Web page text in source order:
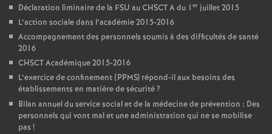
Déclaration liminaire de la FSU au CHSCT A du 1 er juillet 2015
L’action sociale dans l’académie 2015-2016
Accompagnement des personnels soumis à des difficultés de santé
2016
CHSCT Académique 2015-2016
L’exercice de confinement (PPMS) répond-il aux besoins des
établissements en matière de sécurité?
Bilan annuel du service social et de la médecine de prévention : Des
personnels qui vont mal et une administration qui ne se mobilise
pas !